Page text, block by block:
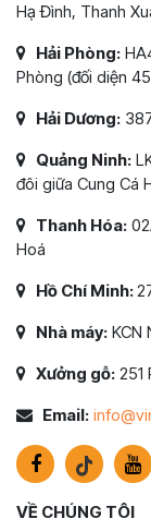
Hạ Đình, Thanh
Hải Phòng:
Phòng (đối diện
Hải Dương:
Quảng Ninh:
đôi giữa Cung Cá
Thanh Hóa:
Hoá
Hồ Chí Minh:
Nhà máy: KCN
Xưởng gỗ: 251
Email:
VỀ CHÚNG TÔI